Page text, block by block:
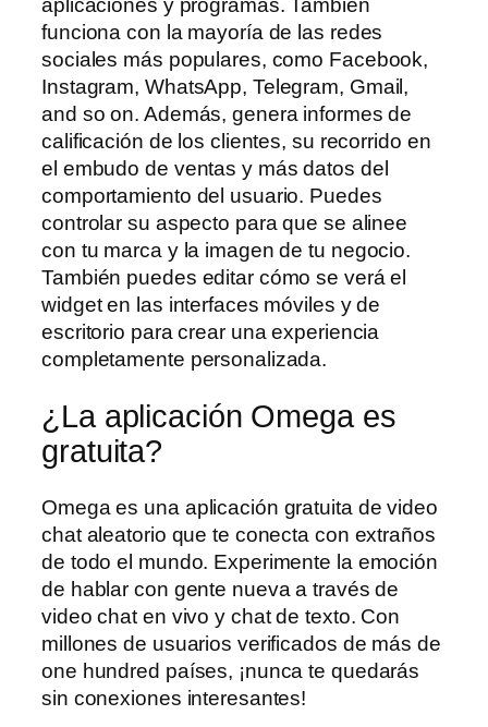
aplicaciones y programas. También
funciona con la mayoría de las redes
sociales más populares, como Facebook,
Instagram, WhatsApp, Telegram, Gmail,
and so on. Además, genera informes de
calificación de los clientes, su recorrido en
el embudo de ventas y más datos del
comportamiento del usuario. Puedes
controlar su aspecto para que se alinee
con tu marca y la imagen de tu negocio.
También puedes editar cómo se verá el
widget en las interfaces móviles y de
escritorio para crear una experiencia
completamente personalizada.
¿La aplicación Omega es
gratuita?
Omega es una aplicación gratuita de video
chat aleatorio que te conecta con extraños
de todo el mundo. Experimente la emoción
de hablar con gente nueva a través de
video chat en vivo y chat de texto. Con
millones de usuarios verificados de más de
one hundred países, ¡nunca te quedarás
sin conexiones interesantes!